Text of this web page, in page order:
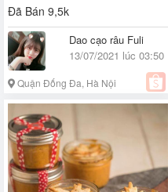
Đã Bán 9,5k
Dao cạo râu Fuli
13/07/2021 lúc 03:50
Quận Đống Đa, Hà Nội